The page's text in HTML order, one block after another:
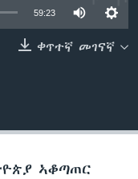
59:23
ቀጥተኛ መገናኛ
ኣቆጣጠር